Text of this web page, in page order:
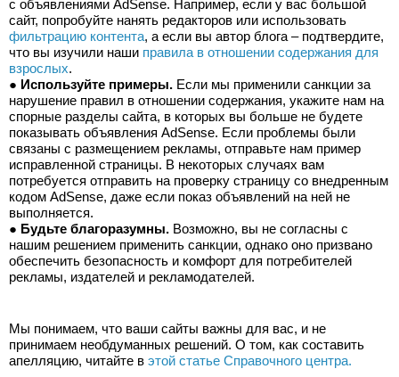
с объявлениями AdSense. Например, если у вас большой
фильтрацию контента, а если вы автор блога – подтвердите,
что вы изучили наши правила в отношении содержания для
взрослых.
● Используйте примеры. Если мы применили санкции за
нарушение правил в отношении содержания, укажите нам на
спорные разделы сайта, в которых вы больше не будете
показывать объявления AdSense. Если проблемы были
связаны с размещением рекламы, отправьте нам пример
исправленной страницы. В некоторых случаях вам
потребуется отправить на проверку страницу со внедренным
кодом AdSense, даже если показ объявлений на ней не
выполняется.
● Будьте благоразумны. Возможно, вы не согласны с
нашим решением применить санкции, однако оно призвано
обеспечить безопасность и комфорт для потребителей
рекламы, издателей и рекламодателей.
Мы понимаем, что ваши сайты важны для вас, и не
принимаем необдуманных решений. О том, как составить
апелляцию, читайте в этой статье Справочного центра.